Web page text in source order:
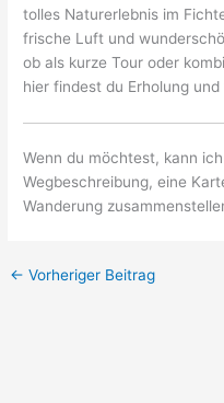
tolles Naturerlebnis im
frische Luft und
ob als kurze Tour oder
hier findest du Erholung
Wenn du möchtest, kann
Wegbeschreibung, eine
Wanderung
← Vorheriger Beitrag